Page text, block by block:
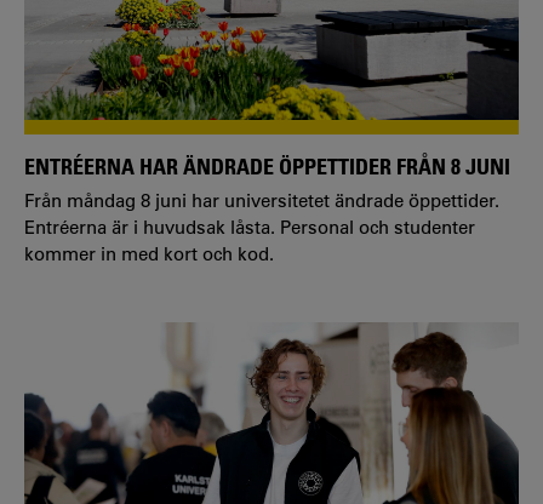
ENTRÉERNA HAR ÄNDRADE ÖPPETTIDER FRÅN 8 JUNI
Från måndag 8 juni har universitetet ändrade öppettider.
Entréerna är i huvudsak låsta. Personal och studenter
kommer in med kort och kod.